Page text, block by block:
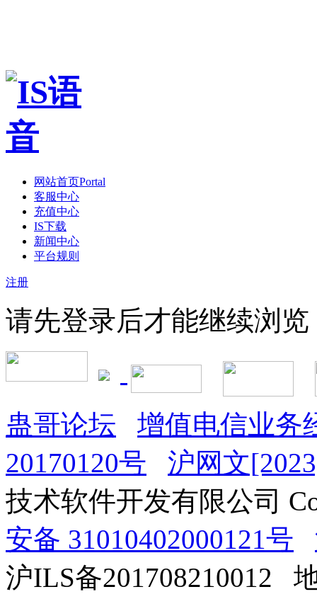
网站首页Portal
客服中心
充值中心
IS下载
新闻中心
平台规则
注册
请先登录后才能继续浏览
蛊哥论坛
增值电信业务
20170120号
沪网文
技术软件开发有限公司
安备 31010402000121号
沪ILS备201708210012